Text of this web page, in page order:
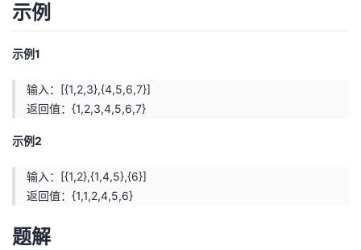
示例
示例1
输入：[{1,2,3},{4,5,6,7}]
返回值：{1,2,3,4,5,6,7}
示例2
输入：[{1,2},{1,4,5},{6}]
返回值：{1,1,2,4,5,6}
题解